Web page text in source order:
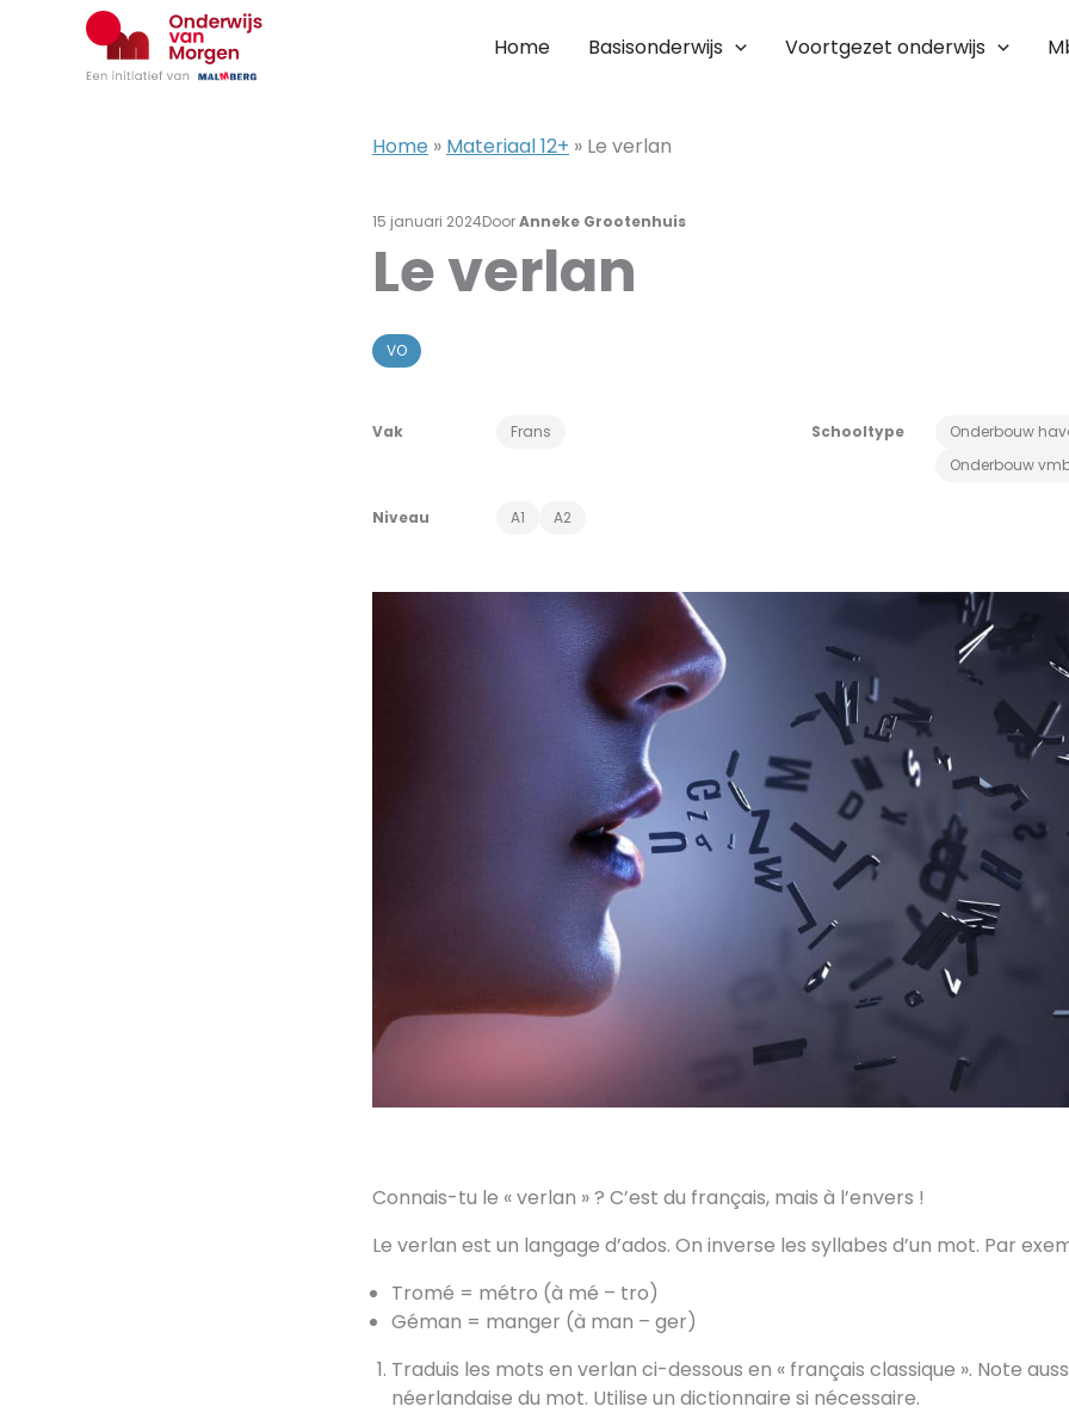
Home Basisonderwijs Voortgezet onderwijs
Home » Materiaal 12+ » Le verlan
15 januari 2024DoorAnneke Grootenhuis
VO
Vak Frans Schooltype
Onderbouw
Onderbouw
Niveau A1 A2
Le verlan
Connais-tu le « verlan » ? C’est du français, mais à l’envers !
Le verlan est un langage d’ados. On inverse les syllabes d’un mot. Par
Tromé = métro (à mé – tro)
Géman = manger (à man – ger)
Traduis les mots en verlan ci-dessous en « français classique ». Note
néerlandaise du mot. Utilise un dictionnaire si nécessaire.